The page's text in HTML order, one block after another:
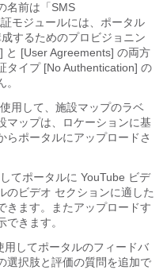
名前は「SMS
モジュールには、ポータル
するためのプロビジョニン
と [User Agreements] の両方
タイプ [No Authentication] の
用して、施設マップのラベ
マップは、ロケーションに基
らポータルにアップロードさ
てポータルに YouTube ビデ
のビデオ セクションに適した
きます。またアップロードす
きます。
用してポータルのフィードバ
選択肢と評価の質問を追加で